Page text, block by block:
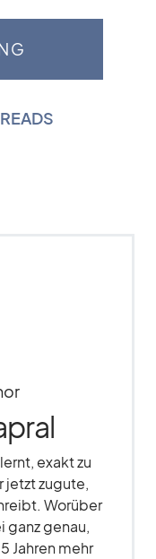
exakt zu
jetzt zugute,
Worüber
ganz genau,
Jahren mehr